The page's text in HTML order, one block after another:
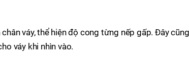
váy, thể hiện độ cong từng nếp gấp. Đây
váy khi nhìn vào.